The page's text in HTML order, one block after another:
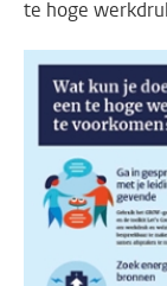
te hoge